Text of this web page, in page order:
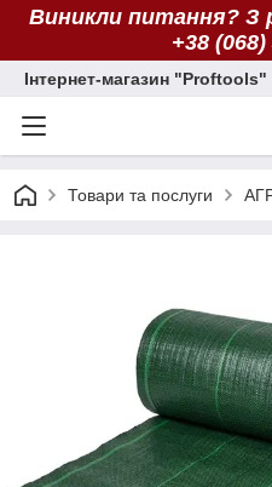
Виникли питання? З
+38 (068)
Інтернет-магазин "Proftools"
Товари та послуги